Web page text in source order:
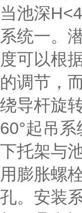
当池深
系统一。
度可以根
的调节，
绕导杆旋
60°起吊
下托架与
用膨胀螺
孔。安装